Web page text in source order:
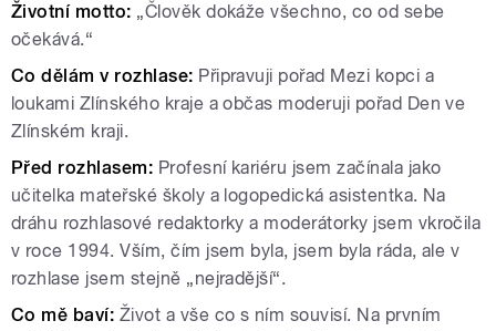
Životní motto: „Člověk dokáže všechno, co od sebe
očekává.“
Co dělám v rozhlase: Připravuji pořad Mezi kopci a
loukami Zlínského kraje a občas moderuji pořad Den ve
Zlínském kraji.
Před rozhlasem: Profesní kariéru jsem začínala jako
učitelka mateřské školy a logopedická asistentka. Na
dráhu rozhlasové redaktorky a moderátorky jsem vkročila
v roce 1994. Vším, čím jsem byla, jsem byla ráda, ale v
rozhlase jsem stejně „nejradější“.
Co mě baví: Život a vše co s ním souvisí. Na prvním